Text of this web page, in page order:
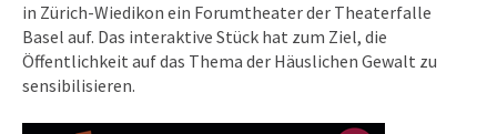
in Zürich-Wiedikon ein Forumtheater der Theaterfalle
Basel auf. Das interaktive Stück hat zum Ziel, die
Öffentlichkeit auf das Thema der Häuslichen Gewalt zu
sensibilisieren.